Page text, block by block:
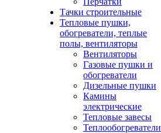
Тачки строительные
Тепловые пушки,
обогреватели, теплые
полы, вентиляторы
Вентиляторы
Газовые пушки и
обогреватели
Дизельные пушки
Камины
электрические
Тепловые завесы
Теплообогреватели